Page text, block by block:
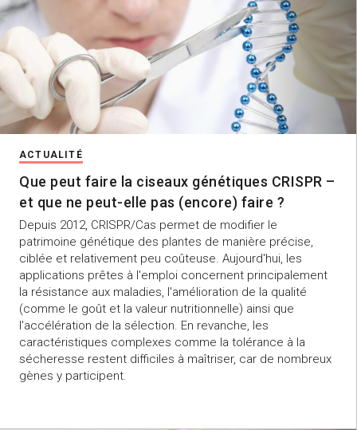
ACTUALITÉ
Que peut faire la ciseaux génétiques CRISPR –
et que ne peut-elle pas (encore) faire ?
Depuis 2012, CRISPR/Cas permet de modifier le
patrimoine génétique des plantes de manière précise,
ciblée et relativement peu coûteuse. Aujourd'hui, les
applications prêtes à l'emploi concernent principalement
la résistance aux maladies, l'amélioration de la qualité
(comme le goût et la valeur nutritionnelle) ainsi que
l'accélération de la sélection. En revanche, les
caractéristiques complexes comme la tolérance à la
sécheresse restent difficiles à maîtriser, car de nombreux
gènes y participent.